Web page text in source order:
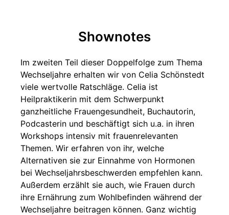
Shownotes
Im zweiten Teil dieser Doppelfolge zum Thema
Wechseljahre erhalten wir von Celia Schönstedt
viele wertvolle Ratschläge. Celia ist
Heilpraktikerin mit dem Schwerpunkt
ganzheitliche Frauengesundheit, Buchautorin,
Podcasterin und beschäftigt sich u.a. in ihren
Workshops intensiv mit frauenrelevanten
Themen. Wir erfahren von ihr, welche
Alternativen sie zur Einnahme von Hormonen
bei Wechseljahrsbeschwerden empfehlen kann.
Außerdem erzählt sie auch, wie Frauen durch
ihre Ernährung zum Wohlbefinden während der
Wechseljahre beitragen können. Ganz wichtig